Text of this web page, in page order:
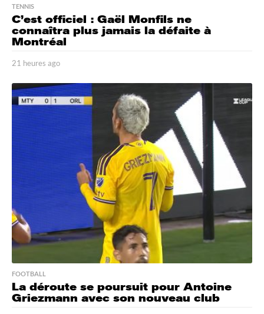
TENNIS
C’est officiel : Gaël Monfils ne
connaîtra plus jamais la défaite à
Montréal
21 heures ago
h
e
u
r
e
s
g
FOOTBALL
La déroute se poursuit pour Antoine
Griezmann avec son nouveau club